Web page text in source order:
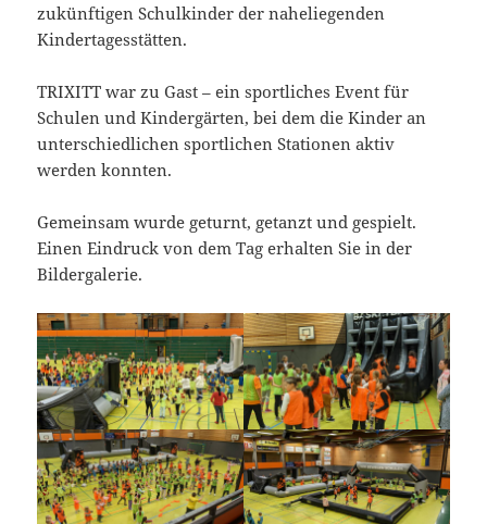
zukünftigen Schulkinder der naheliegenden
Kindertagesstätten.
TRIXITT war zu Gast – ein sportliches Event für
Schulen und Kindergärten, bei dem die Kinder an
unterschiedlichen sportlichen Stationen aktiv
werden konnten.
Gemeinsam wurde geturnt, getanzt und gespielt.
Einen Eindruck von dem Tag erhalten Sie in der
Bildergalerie.